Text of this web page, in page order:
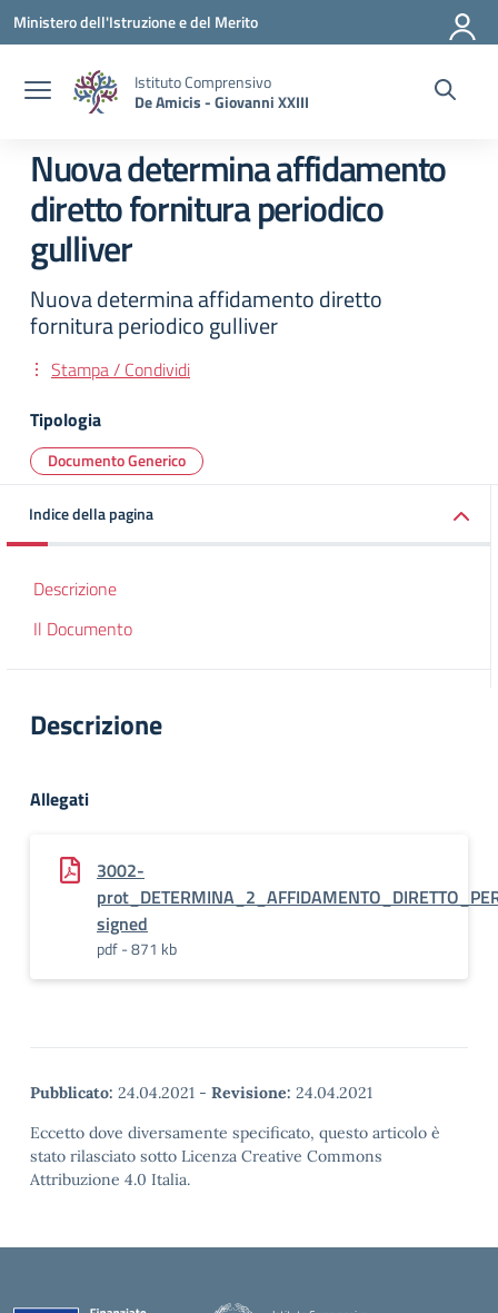
Vai ai contenuti
Vai al menu di navigazione
Vai al footer
Ministero dell'Istruzione e del Merito
Istituto Comprensivo
De Amicis - Giovanni XXIII
Nuova determina affidamento
diretto fornitura periodico
gulliver
Nuova determina affidamento diretto
fornitura periodico gulliver
Stampa / Condividi
Tipologia
Documento Generico
Indice della pagina
Descrizione
Il Documento
Descrizione
Allegati
3002-
signed
pdf - 871 kb
Pubblicato: 24.04.2021 - Revisione: 24.04.2021
Eccetto dove diversamente specificato, questo articolo è
stato rilasciato sotto Licenza Creative Commons
Attribuzione 4.0 Italia.